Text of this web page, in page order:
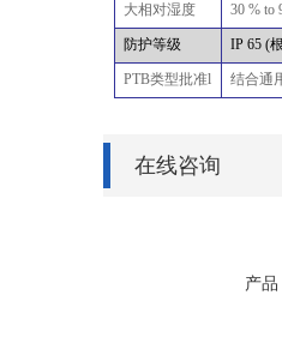
大相对湿度 30 % to
防护等级 IP 65 (
PTB类型批准l 结合通
在线咨询
产品